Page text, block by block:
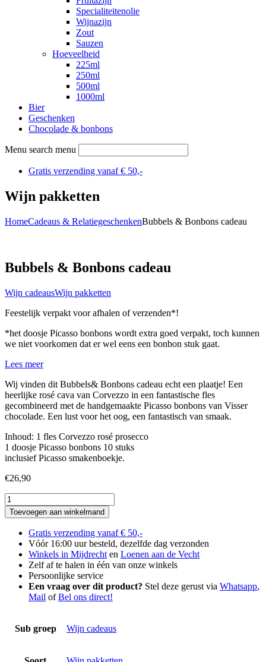
Specialiteitenolie
Wijnazijn
Zout
Sauzen
Hoeveelheid
225ml
250ml
500ml
1000ml
Bier
Geschenken
Chocolade & bonbons
Menu search menu
Gratis verzending vanaf € 50,-
Wijn pakketten
HomeCadeaus & RelatiegeschenkenBubbels & Bonbons cadeau
Bubbels & Bonbons cadeau
Wijn cadeausWijn pakketten
Feestelijk verpakt voor afhalen of verzenden*!
*het doosje Picasso bonbons wordt extra goed verpakt, toch kunnen
we niet voorkomen dat er wel eens een bonbon stuk gaat.
Lees meer
Wij vinden dit Bubbels& Bonbons cadeau echt een plaatje! Een
heerlijke rosé cava van Corvezzo in een fantastische fles
gecombineerd met de handgemaakte Picasso bonbons van Visser
chocolade. Een lust voor het oog, een fantastisch van smaak.
Inhoud: 1 fles Corvezzo rosé prosecco
1 doosje Picasso bonbons 10 stuks
inclusief Picasso smakenboekje.
€26,90
Bubbels
&
Bonbons
cadeau
aantal
Toevoegen aan winkelmand
Gratis verzending vanaf € 50,-
Vóór 16:00 uur besteld, dezelfde dag verzonden
Winkels in Mijdrecht en Loenen aan de Vecht
Zelf af te halen in één van onze winkels
Persoonlijke service
Een vraag over dit product? Stel deze gerust via Whatsapp,
Mail ofBel ons direct!
Sub groep Wijn cadeaus